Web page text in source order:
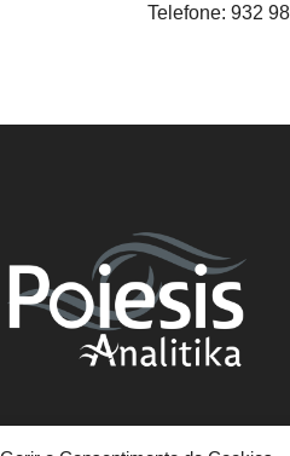
Telefone: 932